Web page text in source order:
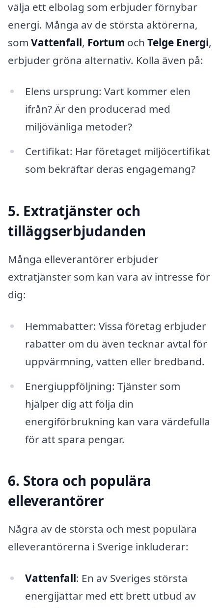
välja ett elbolag som erbjuder förnybar
energi. Många av de största aktörerna,
som Vattenfall, Fortum och Telge Energi,
erbjuder gröna alternativ. Kolla även på:
Elens ursprung: Vart kommer elen
ifrån? Är den producerad med
miljövänliga metoder?
Certifikat: Har företaget miljöcertifikat
som bekräftar deras engagemang?
5. Extratjänster och
tilläggserbjudanden
Många elleverantörer erbjuder
extratjänster som kan vara av intresse för
dig:
Hemmabatter: Vissa företag erbjuder
rabatter om du även tecknar avtal för
uppvärmning, vatten eller bredband.
Energiuppföljning: Tjänster som
hjälper dig att följa din
energiförbrukning kan vara värdefulla
för att spara pengar.
6. Stora och populära
elleverantörer
Några av de största och mest populära
elleverantörerna i Sverige inkluderar:
Vattenfall: En av Sveriges största
energijättar med ett brett utbud av